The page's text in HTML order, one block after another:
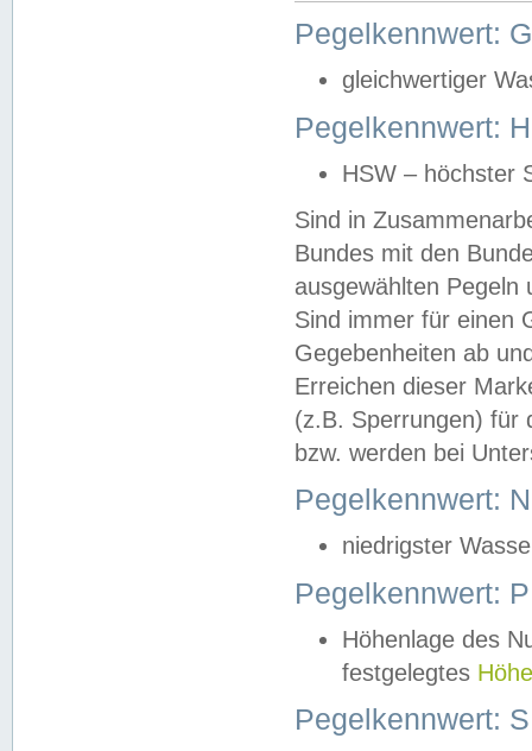
Pegelkennwert:
gleichwertiger
Pegelkennwert:
HSW – höchster
Sind in
Bundes mit den
ausgewählten
Sind immer für einen
Gegebenheiten ab
Erreichen dieser
(z.B. Sperrungen) für
bzw. werden bei
Pegelkennwert:
niedrigster
Pegelkennwert:
Höhenlage des
festgelegtes
Pegelkennwert: